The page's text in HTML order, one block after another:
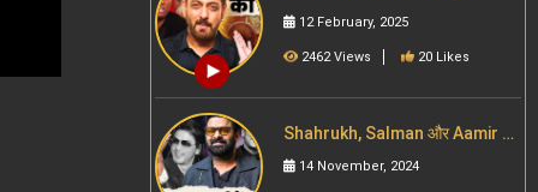
डिब्बाबंद!
12 February, 2025
2462 Views 20 Likes
Shahrukh, Salman और Aamir की
global follwoing को Prabhas का
चैलेंज | South cinema Vs
14 November, 2024